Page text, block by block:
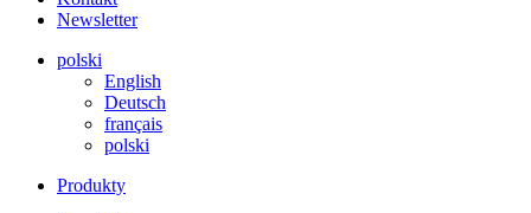
Newsletter
polski
English
Deutsch
français
polski
Produkty